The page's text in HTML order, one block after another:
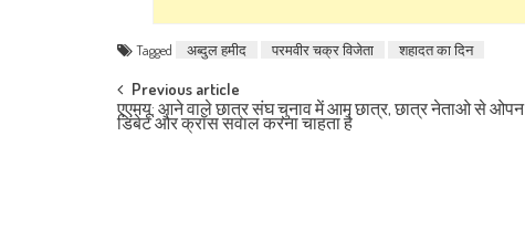
Tagged अब्दुल हमीद परमवीर चक्र विजेता शहादत का दिन
Post navigation
Previous article
एएमयू: आने वाले छात्र संघ चुनाव में आम छात्र, छात्र नेताओ से ओपन
डिबेट और क्रॉस सवाल करना चाहता है